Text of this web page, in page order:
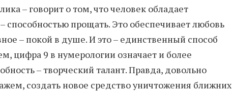
– говорит о том, что человек обладает
прощать. Это обеспечивает любовь
– покой в душе. И это – единственный способ
цифра 9 в нумерологии означает и более
– творческий талант. Правда, довольно
создать новое средство уничтожения ближних